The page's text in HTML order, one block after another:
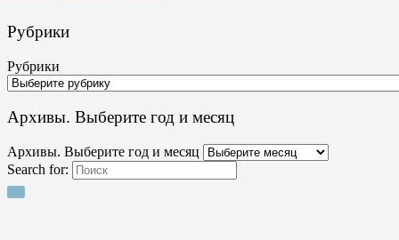
Рубрики
Рубрики
Архивы. Выберите год и месяц
Архивы. Выберите год и месяц
Search for: